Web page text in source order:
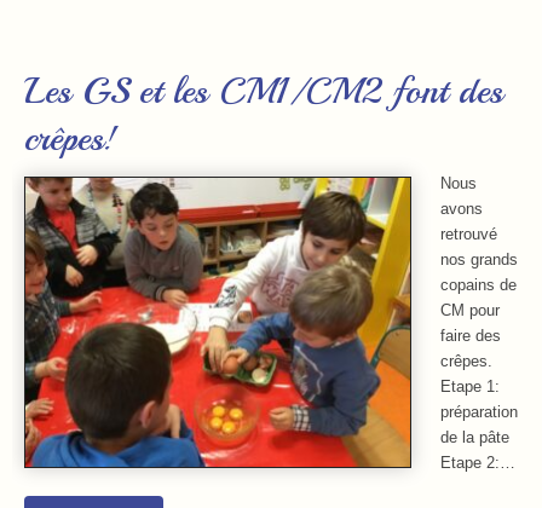
Les GS et les CM1/CM2 font des
crêpes!
Nous
avons
retrouvé
nos grands
copains de
CM pour
faire des
crêpes.
Etape 1:
préparation
de la pâte
Etape 2:…